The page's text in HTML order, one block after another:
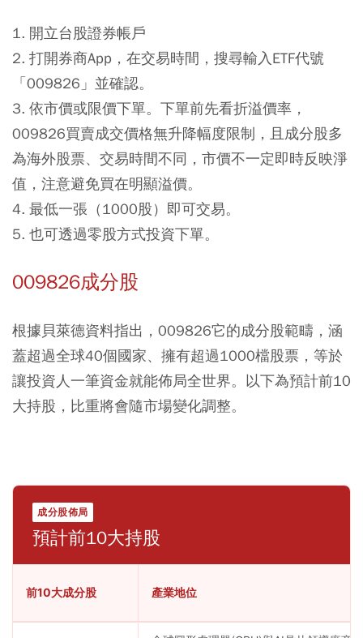
1. 開立台股證券帳戶
2. 打開券商App，在交易時間，搜尋輸入ETF代號
「009826」並確認。
3. 依市價或限價下單。下單前先看折溢價率，
009826買賣成交價格無升降幅度限制，且成分股多
為海外股票、交易時間不同，市價不一定即時反映淨
值，注意避免買在明顯溢價。
4. 最低一張（1000股）即可交易。
5. 也可透過零股方式投資下單。
009826成分股
根據貝萊德資料指出，009826它的成分股範疇，涵
蓋超過全球40個國家、擁有超過1000檔股票，等於
讓投資人一筆資金就能佈局全世界。以下為預計前10
大持股，比重將會隨市場變化調整。
成分股佈局
預計前10大持股
前10大成分股 產業地位